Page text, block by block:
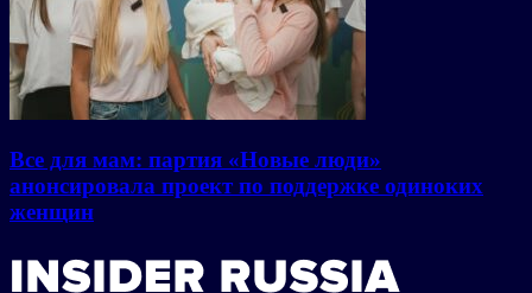
Все для мам: партия «Новые люди»
анонсировала проект по поддержке одиноких
женщин